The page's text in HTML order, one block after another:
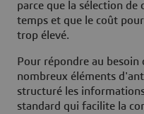
parce que la sélection
temps et que le coût
trop élevé.
Pour répondre au
nombreux éléments
structuré les
standard qui facilite la